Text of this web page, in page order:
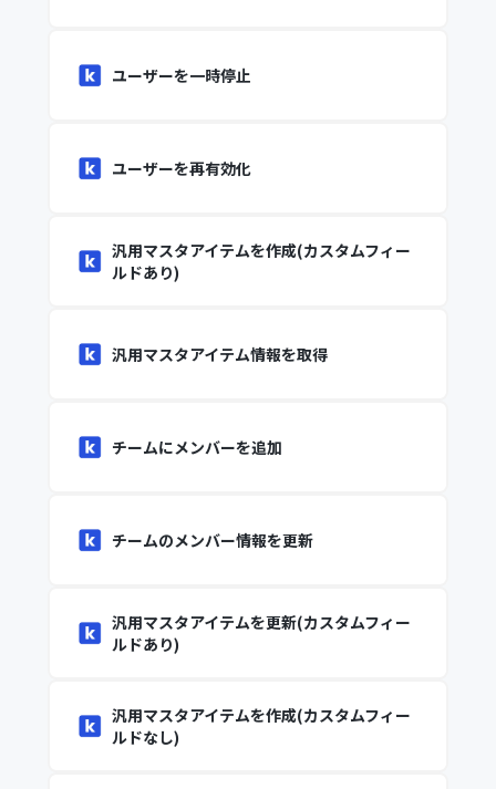
ユーザーを一時停止
ユーザーを再有効化
汎用マスタアイテムを作成(カスタムフィー
ルドあり)
汎用マスタアイテム情報を取得
チームにメンバーを追加
チームのメンバー情報を更新
汎用マスタアイテムを更新(カスタムフィー
ルドあり)
汎用マスタアイテムを作成(カスタムフィー
ルドなし)